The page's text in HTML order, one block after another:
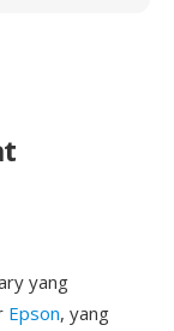
yang
Epson, yang